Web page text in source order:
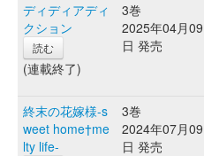
ディディアディ
クション
読む
(連載終了)
3巻
2025年04月09
日 発売
終末の花嫁様-s
weet home†me
lty life-
3巻
2024年07月09
日 発売